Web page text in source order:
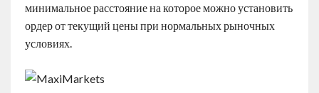
минимальное расстояние на которое можно установить
ордер от текущий цены при нормальных рыночных
условиях.